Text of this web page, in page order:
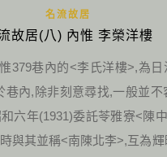
名流故居
故居(八) 內惟 李榮洋樓
379巷內的<李氏洋樓>,為
巷內,除非刻意尋找,一般並不
六年(1931)委託苓雅寮<陳
與其並稱<南陳北李>,互為